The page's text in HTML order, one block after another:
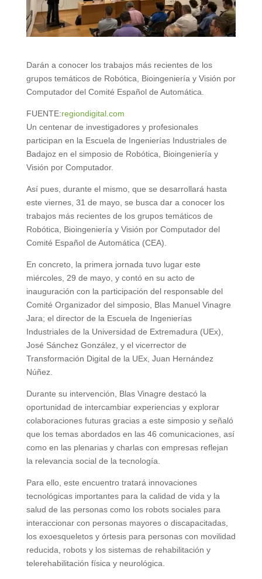
Darán a conocer los trabajos más recientes de los
grupos temáticos de Robótica, Bioingeniería y Visión por
Computador del Comité Español de Automática.
FUENTE:regiondigital.com
Un centenar de investigadores y profesionales
participan en la Escuela de Ingenierías Industriales de
Badajoz en el simposio de Robótica, Bioingeniería y
Visión por Computador.
Así pues, durante el mismo, que se desarrollará hasta
este viernes, 31 de mayo, se busca dar a conocer los
trabajos más recientes de los grupos temáticos de
Robótica, Bioingeniería y Visión por Computador del
Comité Español de Automática (CEA).
En concreto, la primera jornada tuvo lugar este
miércoles, 29 de mayo, y contó en su acto de
inauguración con la participación del responsable del
Comité Organizador del simposio, Blas Manuel Vinagre
Jara; el director de la Escuela de Ingenierías
Industriales de la Universidad de Extremadura (UEx),
José Sánchez González, y el vicerrector de
Transformación Digital de la UEx, Juan Hernández
Núñez.
Durante su intervención, Blas Vinagre destacó la
oportunidad de intercambiar experiencias y explorar
colaboraciones futuras gracias a este simposio y señaló
que los temas abordados en las 46 comunicaciones, así
como en las plenarias y charlas con empresas reflejan
la relevancia social de la tecnología.
Para ello, este encuentro tratará innovaciones
tecnológicas importantes para la calidad de vida y la
salud de las personas como los robots sociales para
interaccionar con personas mayores o discapacitadas,
los exoesqueletos y órtesis para personas con movilidad
reducida, robots y los sistemas de rehabilitación y
telerehabilitación física y neurológica.